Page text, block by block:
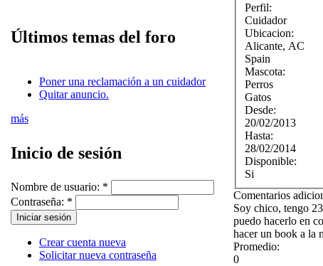
Últimos temas del foro
Poner una reclamación a un cuidador
Quitar anuncio.
más
Inicio de sesión
Nombre de usuario: *
Contraseña: *
Crear cuenta nueva
Solicitar nueva contraseña
Perfil:
Cuidador
Ubicacion:
Alicante, AC
Spain
Mascota:
Perros
Gatos
Desde:
20/02/2013
Hasta:
28/02/2014
Disponible:
Si
Comentarios
Soy chico, tengo
puedo hacerlo en
hacer un book a la
Promedio:
0